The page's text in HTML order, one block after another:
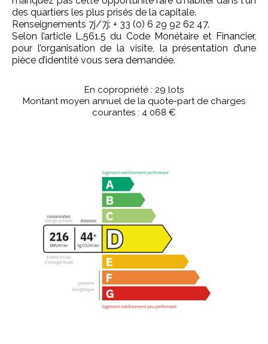
des quartiers les plus prisés de la capitale.
Renseignements 7j/7j: + 33 (0) 6 29 92 62 47.
Selon l’article L.561.5 du Code Monétaire et Financier,
pour l’organisation de la visite, la présentation d’une
pièce d’identité vous sera demandée.
En copropriété : 29 lots
Montant moyen annuel de la quote-part de charges
courantes : 4 068 €